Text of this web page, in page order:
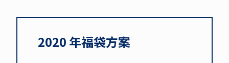
2020 年福袋方案